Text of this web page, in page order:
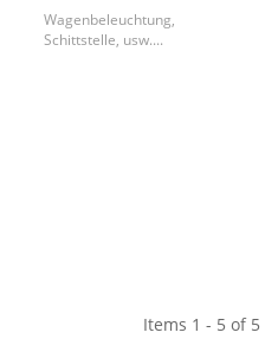
Wagenbeleuchtung,
Schittstelle, usw....
Items 1 - 5 of 5